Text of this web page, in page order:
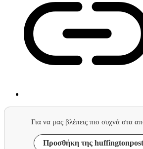
Για να μας βλέπεις πιο συχνά στα
Προσθήκη της